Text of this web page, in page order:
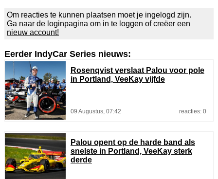
Om reacties te kunnen plaatsen moet je ingelogd zijn.
Ga naar de loginpagina om in te loggen ofcreëer een
nieuw account!
Eerder IndyCar Series nieuws:
Rosenqvist verslaat Palou voor pole
in Portland, VeeKay vijfde
09 Augustus, 07:42 reacties: 0
Palou opent op de harde band als
snelste in Portland, VeeKay sterk
derde